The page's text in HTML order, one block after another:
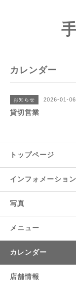
カレンダー
お知らせ 2026-01-
貸切営業
トップページ
インフォメーション
写真
メニュー
カレンダー
店舗情報